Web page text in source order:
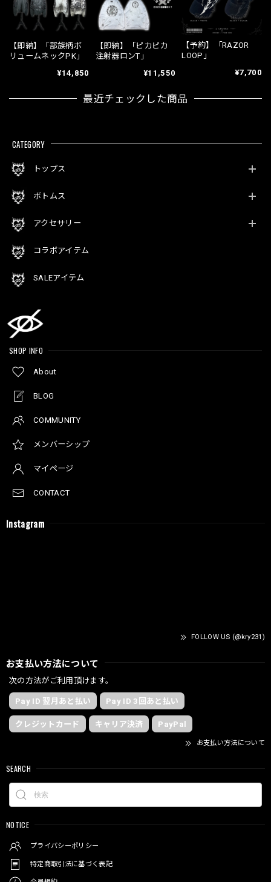
【即納】「部族柄ボ
リュームネックPK」
¥14,850
【即納】「ピカピカ
注射器ロンT」
¥11,550
【予約】「RAZOR
LOOP」
¥7,700
最近チェックした商品
CATEGORY
トップス
ボトムス
アクセサリー
コラボアイテム
SALEアイテム
SHOP INFO
About
BLOG
COMMUNITY
メンバーシップ
マイページ
CONTACT
Instagram
FOLLOW US (@kry231)
お支払い方法について
次の方法がご利用頂けます。
Pay ID 翌月あと払い Pay ID 3回あと払い
クレジットカード キャリア決済 PayPal
お支払い方法について
SEARCH
NOTICE
プライバシーポリシー
特定商取引法に基づく表記